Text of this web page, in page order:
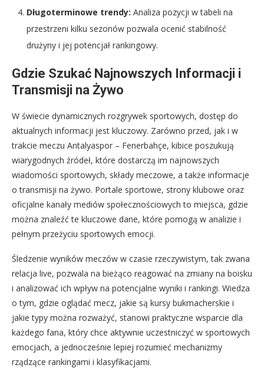
Długoterminowe trendy: Analiza pozycji w tabeli na
przestrzeni kilku sezonów pozwala ocenić stabilność
drużyny i jej potencjał rankingowy.
Gdzie Szukać Najnowszych Informacji i
Transmisji na Żywo
W świecie dynamicznych rozgrywek sportowych, dostęp do
aktualnych informacji jest kluczowy. Zarówno przed, jak i w
trakcie meczu Antalyaspor – Fenerbahçe, kibice poszukują
wiarygodnych źródeł, które dostarczą im najnowszych
wiadomości sportowych, składy meczowe, a także informacje
o transmisji na żywo. Portale sportowe, strony klubowe oraz
oficjalne kanały mediów społecznościowych to miejsca, gdzie
można znaleźć te kluczowe dane, które pomogą w analizie i
pełnym przeżyciu sportowych emocji.
Śledzenie wyników meczów w czasie rzeczywistym, tak zwana
relacja live, pozwala na bieżąco reagować na zmiany na boisku
i analizować ich wpływ na potencjalne wyniki i rankingi. Wiedza
o tym, gdzie oglądać mecz, jakie są kursy bukmacherskie i
jakie typy można rozważyć, stanowi praktyczne wsparcie dla
każdego fana, który chce aktywnie uczestniczyć w sportowych
emocjach, a jednocześnie lepiej rozumieć mechanizmy
rządzące rankingami i klasyfikacjami.